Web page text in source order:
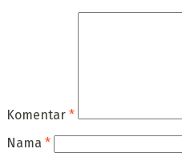
Komentar *
Nama *